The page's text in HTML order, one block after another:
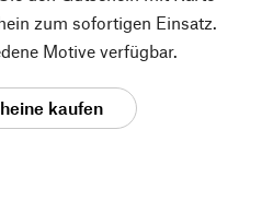
zum sofortigen Einsatz.
Motive verfügbar.
kaufen